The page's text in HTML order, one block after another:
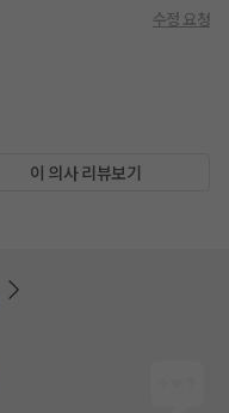
수정 요청
이 의사 리뷰보기